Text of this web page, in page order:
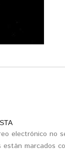
electrónico no
están marcados